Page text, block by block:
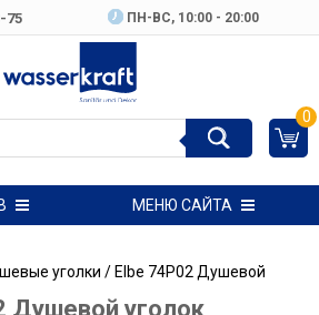
75 ПН-ВC, 10:00 - 20:00
0
МЕНЮ САЙТА
уголки / Elbe 74P02 Душевой
Душевой уголок